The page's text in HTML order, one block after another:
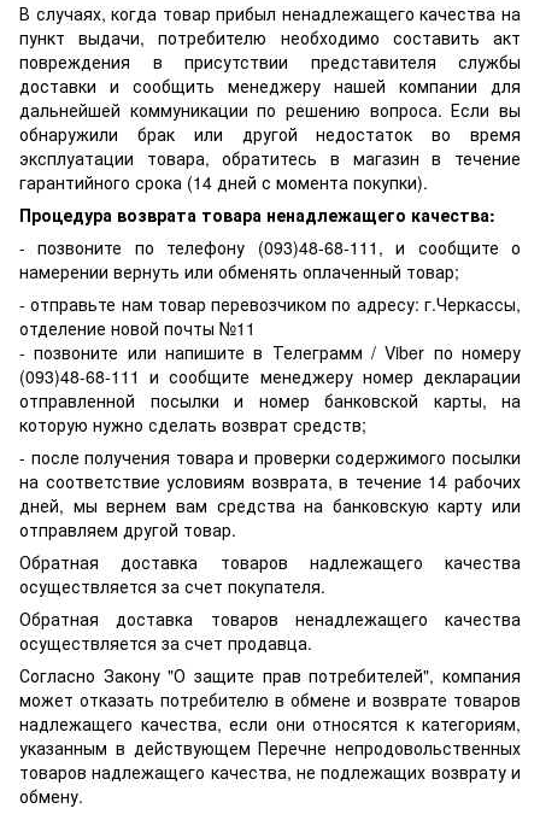
В случаях, когда товар прибыл ненадлежащего качества на
пункт выдачи, потребителю необходимо составить акт
повреждения в присутствии представителя службы
доставки и сообщить менеджеру нашей компании для
дальнейшей коммуникации по решению вопроса. Если вы
обнаружили брак или другой недостаток во время
эксплуатации товара, обратитесь в магазин в течение
гарантийного срока (14 дней с момента покупки).
Процедура возврата товара ненадлежащего качества:
- позвоните по телефону (093)48-68-111, и сообщите о
намерении вернуть или обменять оплаченный товар;
- отправьте нам товар перевозчиком по адресу: г.Черкассы,
отделение новой почты №11
- позвоните или напишите в Телеграмм / Viber по номеру
(093)48-68-111 и сообщите менеджеру номер декларации
отправленной посылки и номер банковской карты, на
которую нужно сделать возврат средств;
- после получения товара и проверки содержимого посылки
на соответствие условиям возврата, в течение 14 рабочих
дней, мы вернем вам средства на банковскую карту или
отправляем другой товар.
Обратная доставка товаров надлежащего качества
осуществляется за счет покупателя.
Обратная доставка товаров ненадлежащего качества
осуществляется за счет продавца.
Согласно Закону "О защите прав потребителей", компания
может отказать потребителю в обмене и возврате товаров
надлежащего качества, если они относятся к категориям,
указанным в действующем Перечне непродовольственных
товаров надлежащего качества, не подлежащих возврату и
обмену.